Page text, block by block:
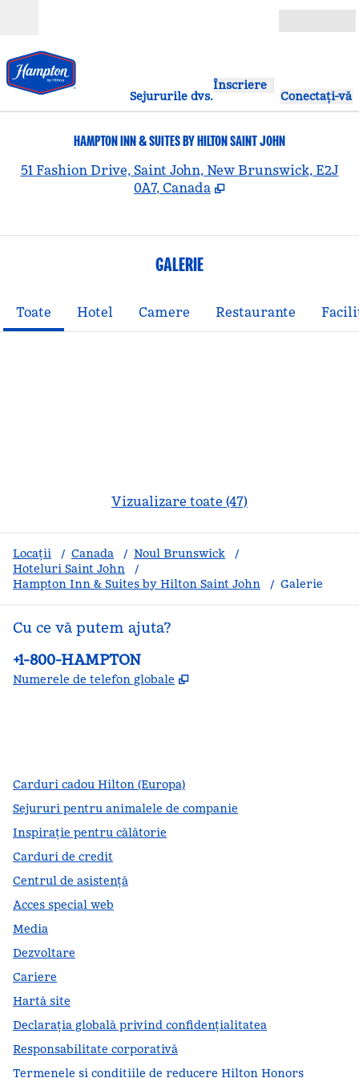
Sejururile dvs.
Înscriere
Conectați-vă
HAMPTON INN & SUITES BY HILTON SAINT JOHN
51 Fashion Drive, Saint John, New Brunswick, E2J
0A7, Canada
GALERIE
Toate Hotel Camere Restaurante
Vizualizare toate (47)
Locații / Canada / Noul Brunswick
/
Hoteluri Saint John
/
Hampton Inn & Suites by Hilton Saint John
/ Galerie
Cu ce vă putem ajuta?
Telefon:
+1-800-HAMPTON
Numerele de telefon globale ,
Carduri cadou Hilton (Europa)
Sejururi pentru animalele de companie
Inspirație pentru călătorie
Carduri de credit
Centrul de asistență
Acces special web
Media
Dezvoltare
Cariere
Hartă site
Declarația globală privind confidenţialitatea
Responsabilitate corporativă
Termenele și condițiile de reducere Hilton Honors